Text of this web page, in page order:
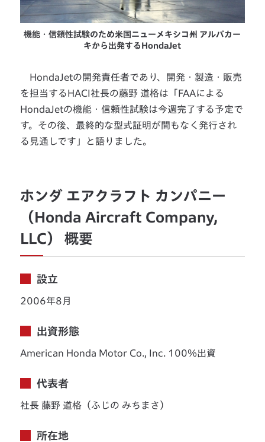
機能・信頼性試験のため米国ニューメキシコ州 アルバカー
キから出発するHondaJet
HondaJetの開発責任者であり、開発・製造・販売
を担当するHACI社長の藤野 道格は「FAAによる
HondaJetの機能・信頼性試験は今週完了する予定で
す。その後、最終的な型式証明が間もなく発行され
る見通しです」と語りました。
ホンダ エアクラフト カンパニー
（Honda Aircraft Company,
LLC） 概要
設立
2006年8月
出資形態
American Honda Motor Co., Inc. 100％出資
代表者
社長 藤野 道格（ふじの みちまさ）
所在地